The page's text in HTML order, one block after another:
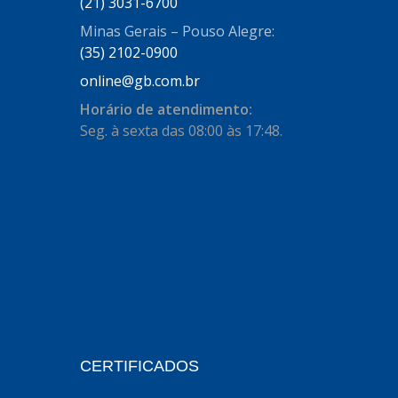
BECA FREIOS (25)
BOSAL
BRASMECK (656)
COMALTECH/JPEMA
Minas Gerais – Pouso Alegre:
(35) 2102-0900
online@gb.com.br
Horário de atendimento:
Seg. à sexta das 08:00 às 17:48.
CERTIFICADOS